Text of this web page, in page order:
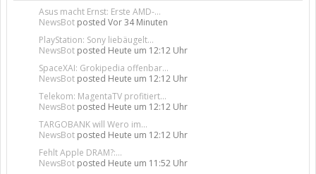
Asus macht Ernst: Erste AMD-...
NewsBot posted Vor 34 Minuten
PlayStation: Sony liebäugelt...
NewsBot posted Heute um 12:12 Uhr
SpaceXAI: Grokipedia offenbar...
NewsBot posted Heute um 12:12 Uhr
Telekom: MagentaTV profitiert...
NewsBot posted Heute um 12:12 Uhr
TARGOBANK will Wero im...
NewsBot posted Heute um 12:12 Uhr
Fehlt Apple DRAM?:...
NewsBot posted Heute um 11:52 Uhr